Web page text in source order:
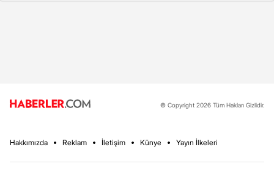
© Copyright 2026 Tüm Hakları Gizlidir.
Hakkımızda Reklam İletişim Künye Yayın İlkeleri